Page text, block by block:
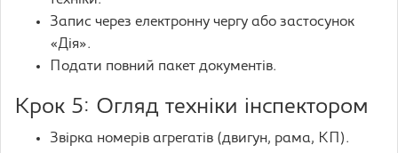
Запис через електронну чергу або застосунок
«Дія».
Подати повний пакет документів.
Крок 5: Огляд техніки інспектором
Звірка номерів агрегатів (двигун, рама, КП).